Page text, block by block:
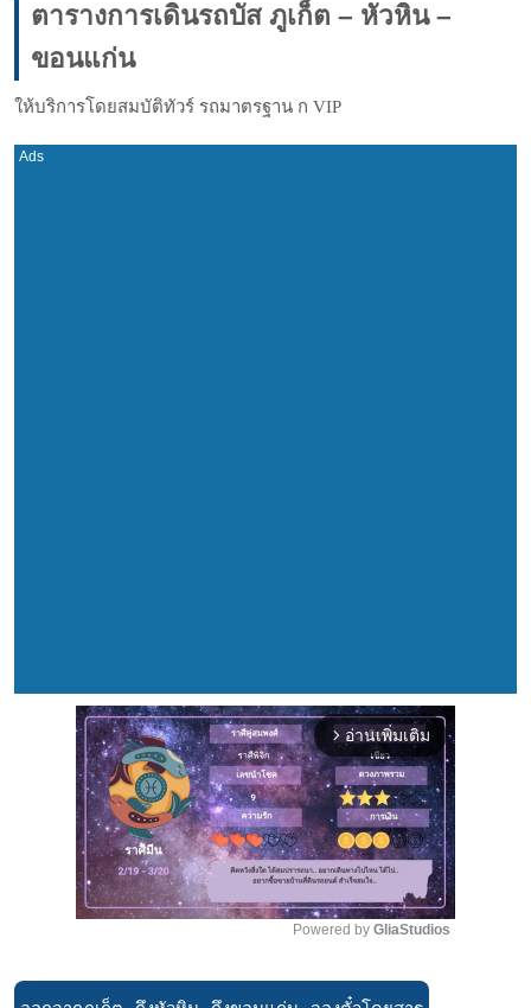
ตารางการเดินรถบัส ภูเก็ต – หัวหิน –
ขอนแก่น
ให้บริการโดยสมบัติทัวร์ รถมาตรฐาน ก VIP
arrow_forward_ios อ่านเพิ่มเติม
Mute
Powered by GliaStudios